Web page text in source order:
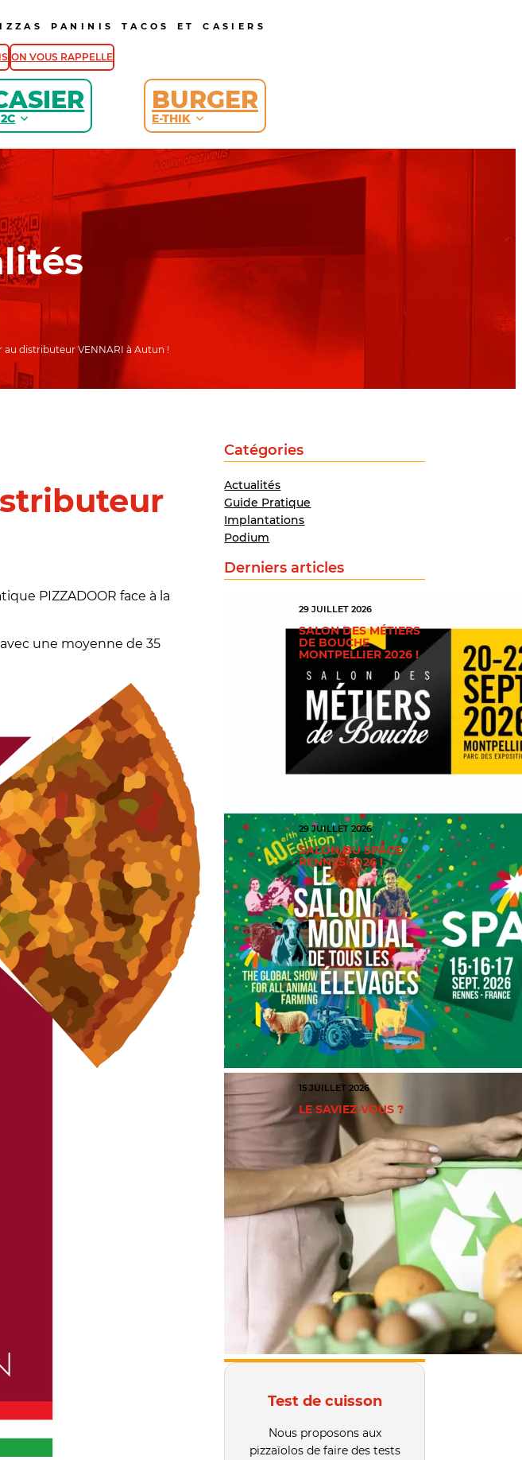
PANINIS TACOS ET CASIERS
ON VOUS RAPPELLE
BURGER
E-THIK
au distributeur VENNARI à Autun !
PIZZADOOR face à la
une moyenne de 35
Catégories
Actualités
Guide Pratique
Implantations
Podium
Derniers articles
29 JUILLET 2026
SALON DES MÉTIERS
DE BOUCHE
MONTPELLIER 2026 !
29 JUILLET 2026
SALON DU SPACE
RENNES 2026 !
15 JUILLET 2026
LE SAVIEZ-VOUS ?
Test de cuisson
Nous proposons aux
pizzaïolos de faire des tests